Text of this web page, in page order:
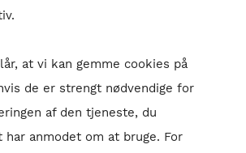
at vi kan gemme cookies på
de er strengt nødvendige for
af den tjeneste, du
anmodet om at bruge. For